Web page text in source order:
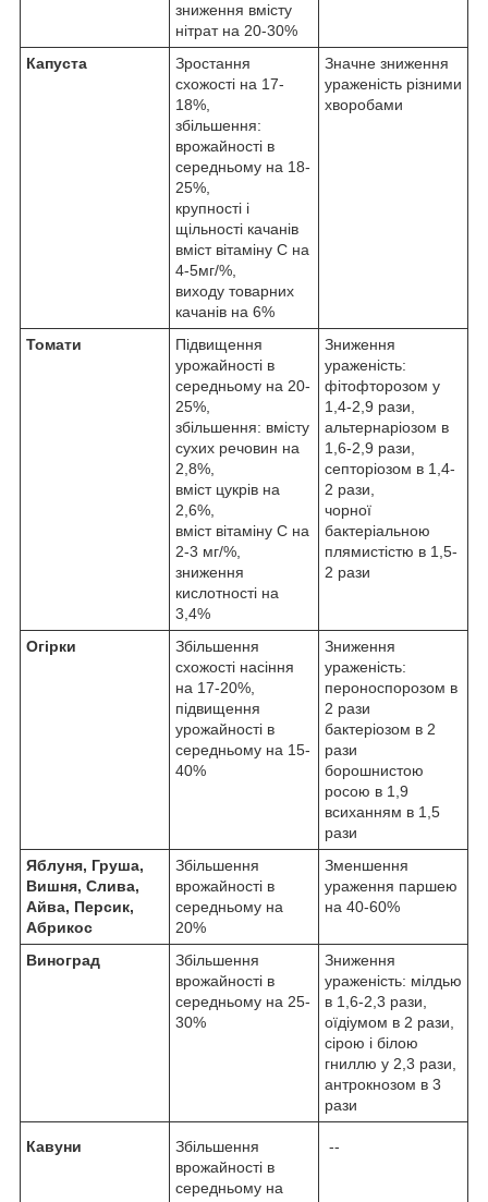
зниження вмісту
нітрат на 20-30%
Капуста
Зростання
схожості на 17-
18%,
збільшення:
врожайності в
середньому на 18-
25%,
крупності і
щільності качанів
вміст вітаміну С на
4-5мг/%,
виходу товарних
качанів на 6%
Значне зниження
ураженість різними
хворобами
Томати
Підвищення
урожайності в
середньому на 20-
25%,
збільшення: вмісту
сухих речовин на
2,8%,
вміст цукрів на
2,6%,
вміст вітаміну С на
2-3 мг/%,
зниження
кислотності на
3,4%
Зниження
ураженість:
фітофторозом у
1,4-2,9 рази,
альтернаріозом в
1,6-2,9 рази,
септоріозом в 1,4-
2 рази,
чорної
бактеріальною
плямистістю в 1,5-
2 рази
Огірки
Збільшення
схожості насіння
на 17-20%,
підвищення
урожайності в
середньому на 15-
40%
Зниження
ураженість:
пероноспорозом в
2 рази
бактеріозом в 2
рази
борошнистою
росою в 1,9
всиханням в 1,5
рази
Яблуня, Груша,
Вишня, Слива,
Айва, Персик,
Абрикос
Збільшення
врожайності в
середньому на
20%
Зменшення
ураження паршею
на 40-60%
Виноград
Збільшення
врожайності в
середньому на 25-
30%
Зниження
ураженість: мілдью
в 1,6-2,3 рази,
оїдіумом в 2 рази,
сірою і білою
гниллю у 2,3 рази,
антрокнозом в 3
рази
Кавуни
Збільшення
врожайності в
середньому на
--